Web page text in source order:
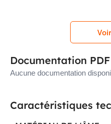
Structure par
global pour les
Le PYRI-TEL 100 est
complétée par un
mieux gérer les
transmission et simplifie le
Documentation PDF
Aucune documentation
Caractéristiques